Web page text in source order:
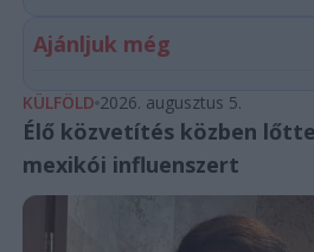
Ajánljuk még
KÜLFÖLD 2026. augusztus 5.
Élő közvetítés közben
mexikói influenszert